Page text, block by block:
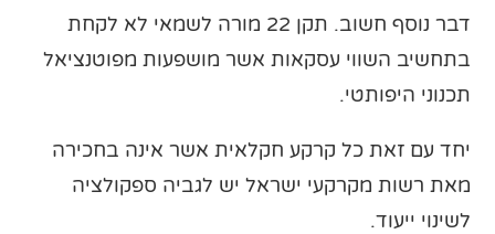
דבר נוסף חשוב. תקן 22 מורה לשמאי לא לקחת
בתחשיב השווי עסקאות אשר מושפעות מפוטנציאל
תכנוני היפותטי.
יחד עם זאת כל קרקע חקלאית אשר אינה בחכירה
מאת רשות מקרקעי ישראל יש לגביה ספקולציה
לשינוי ייעוד.